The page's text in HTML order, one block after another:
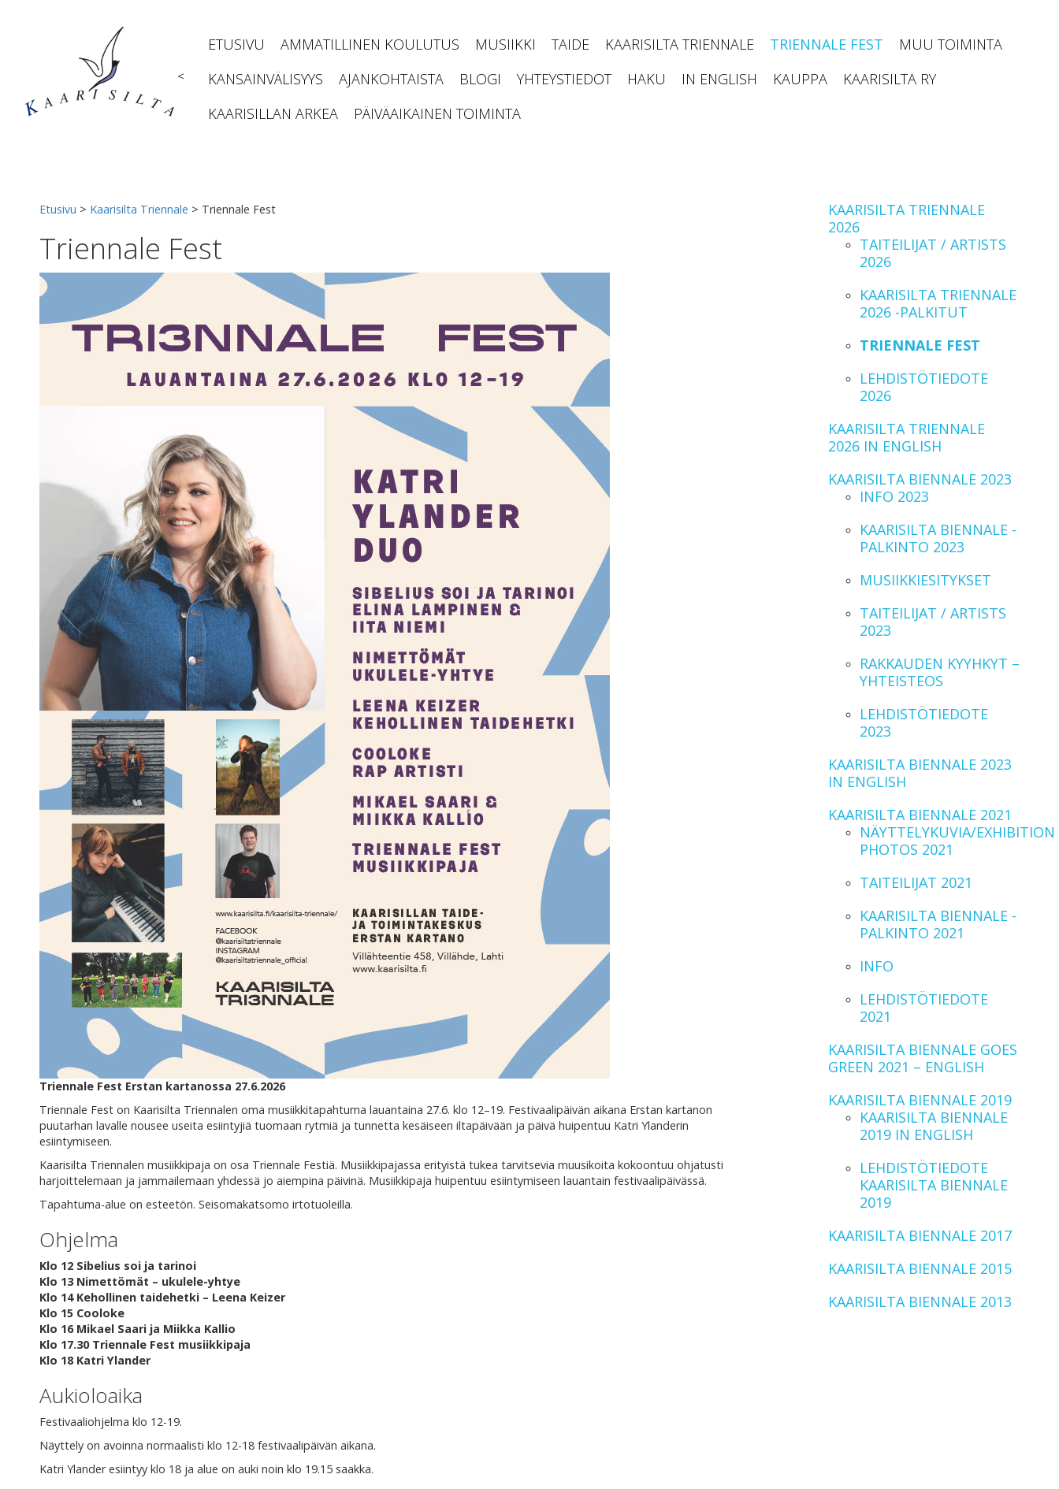
<
ETUSIVU AMMATILLINEN KOULUTUS MUSIIKKI TAIDE KAARISILTA TRIENNALE TRIENNALE FEST
MUU TOIMINTA
KANSAINVÄLISYYS
AJANKOHTAISTA BLOGI YHTEYSTIEDOT HAKU IN ENGLISH KAUPPA
KAARISILTA RY
KAARISILLAN ARKEA
PÄIVÄAIKAINEN TOIMINTA
Etusivu > Kaarisilta Triennale > Triennale Fest
Triennale Fest
Triennale Fest Erstan kartanossa 27.6.2026
Triennale Fest on Kaarisilta Triennalen oma musiikkitapahtuma lauantaina 27.6. klo 12–19. Festivaalipäivän aikana Erstan kartanon
puutarhan lavalle nousee useita esiintyjiä tuomaan rytmiä ja tunnetta kesäiseen iltapäivään ja päivä huipentuu Katri Ylanderin
esiintymiseen.
Kaarisilta Triennalen musiikkipaja on osa Triennale Festiä. Musiikkipajassa erityistä tukea tarvitsevia muusikoita kokoontuu ohjatusti
harjoittelemaan ja jammailemaan yhdessä jo aiempina päivinä. Musiikkipaja huipentuu esiintymiseen lauantain festivaalipäivässä.
Tapahtuma-alue on esteetön. Seisomakatsomo irtotuoleilla.
Ohjelma
Klo 12 Sibelius soi ja tarinoi
Klo 13 Nimettömät – ukulele-yhtye
Klo 14 Kehollinen taidehetki – Leena Keizer
Klo 15 Cooloke
Klo 16 Mikael Saari ja Miikka Kallio
Klo 17.30 Triennale Fest musiikkipaja
Klo 18 Katri Ylander
Aukioloaika
Festivaaliohjelma klo 12-19.
Näyttely on avoinna normaalisti klo 12-18 festivaalipäivän aikana.
Katri Ylander esiintyy klo 18 ja alue on auki noin klo 19.15 saakka.
KAARISILTA TRIENNALE
2026
TAITEILIJAT / ARTISTS
2026
KAARISILTA TRIENNALE
2026 -PALKITUT
TRIENNALE FEST
LEHDISTÖTIEDOTE
2026
KAARISILTA TRIENNALE
2026 IN ENGLISH
KAARISILTA BIENNALE 2023
INFO 2023
KAARISILTA BIENNALE -
PALKINTO 2023
MUSIIKKIESITYKSET
TAITEILIJAT / ARTISTS
2023
RAKKAUDEN KYYHKYT –
YHTEISTEOS
LEHDISTÖTIEDOTE
2023
KAARISILTA BIENNALE 2023
IN ENGLISH
KAARISILTA BIENNALE 2021
NÄYTTELYKUVIA/EXHIBITION
PHOTOS 2021
TAITEILIJAT 2021
KAARISILTA BIENNALE -
PALKINTO 2021
INFO
LEHDISTÖTIEDOTE
2021
KAARISILTA BIENNALE GOES
GREEN 2021 – ENGLISH
KAARISILTA BIENNALE 2019
KAARISILTA BIENNALE
2019 IN ENGLISH
LEHDISTÖTIEDOTE
KAARISILTA BIENNALE
2019
KAARISILTA BIENNALE 2017
KAARISILTA BIENNALE 2015
KAARISILTA BIENNALE 2013